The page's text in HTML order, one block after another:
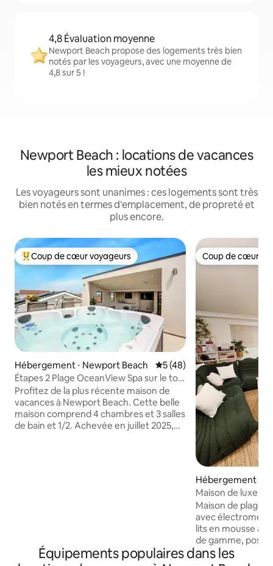
4,8 Évaluation moyenne
Newport Beach propose des logements très bien
notés par les voyageurs, avec une moyenne de
4,8 sur 5 !
Newport Beach : locations de vacances
les mieux notées
Les voyageurs sont unanimes : ces logements sont très
bien notés en termes d'emplacement, de propreté et
plus encore.
Coups de cœur voyageurs les plus appréciés
Coup de cœur voyageurs
Hébergement ⋅ Newport Beach Évaluation moyenne sur la
5 (48)
Étapes 2 Plage OceanView Spa sur le toit
Ascenseur Parking
Profitez de la plus récente maison de
vacances à Newport Beach. Cette belle
maison comprend 4 chambres et 3 salles
de bain et 1/2. Achevée en juillet 2025,
ou vous détendre dans notre jacuzzi
Coup de cœur
Coup de cœur
Hébergement ⋅
ch
Maison de luxe
quelques minutes
Maison de plage
avec
lits en mousse à
de gamme, poste
avec 100 mb wifi,
plus de 220
Équipements populaires dans les